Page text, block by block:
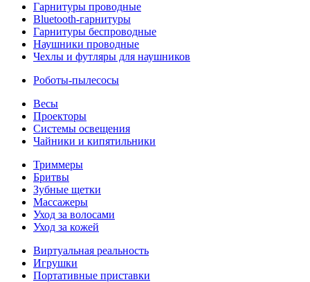
Гарнитуры проводные
Bluetooth-гарнитуры
Гарнитуры беспроводные
Наушники проводные
Чехлы и футляры для наушников
Роботы-пылесосы
Весы
Проекторы
Системы освещения
Чайники и кипятильники
Триммеры
Бритвы
Зубные щетки
Массажеры
Уход за волосами
Уход за кожей
Виртуальная реальность
Игрушки
Портативные приставки